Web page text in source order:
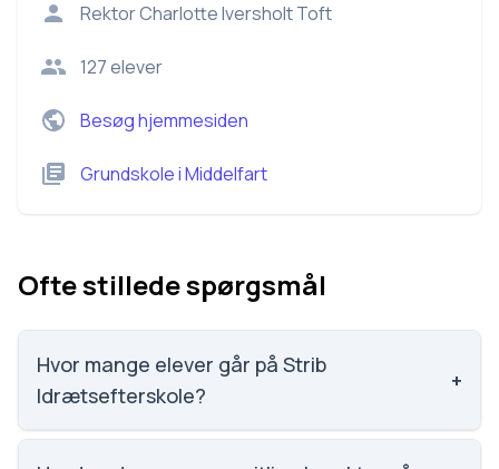
RektorCharlotte Iversholt Toft
127elever
Besøg hjemmesiden
GrundskoleiMiddelfart
Ofte stillede spørgsmål
Hvor mange elever går på Strib
Idrætsefterskole?
+
Strib Idrætsefterskole har 127 elever, hvilket gør den